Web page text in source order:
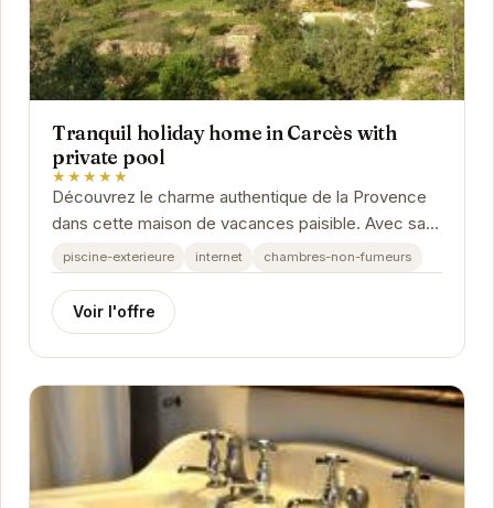
Tranquil holiday home in Carcès with
private pool
★★★★★
Découvrez le charme authentique de la Provence
dans cette maison de vacances paisible. Avec sa
piscine privée, son cadre verdoyant et son...
piscine-exterieure internet chambres-non-fumeurs
Voir l'offre